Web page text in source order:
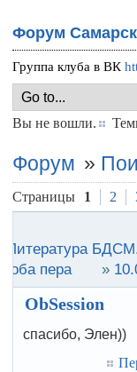
Форум
Группа клуба в ВК
Вы не вошли.
Форум »
Страницы 1 2
Литература
пера
»
ObSession
спасибо, Элен))